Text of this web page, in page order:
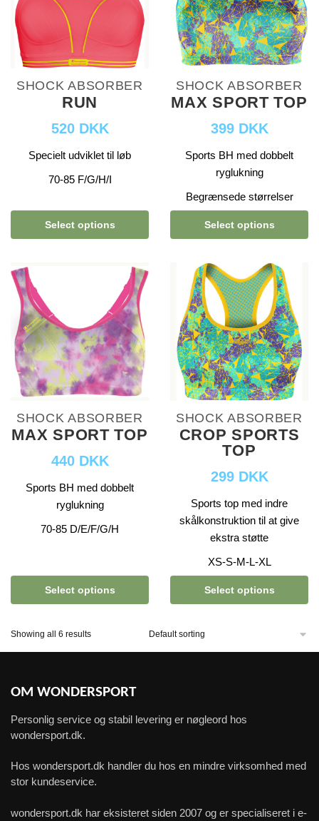
SHOCK ABSORBER
RUN
520 DKK
Specielt udviklet til løb
70-85 F/G/H/I
Select options
SHOCK ABSORBER
MAX SPORT TOP
399 DKK
Sports BH med dobbelt
ryglukning
Begrænsede størrelser
Select options
SHOCK ABSORBER
MAX SPORT TOP
440 DKK
Sports BH med dobbelt
ryglukning
70-85 D/E/F/G/H
Select options
SHOCK ABSORBER
CROP SPORTS
TOP
299 DKK
Sports top med indre
skålkonstruktion til at give
ekstra støtte
XS-S-M-L-XL
Select options
Showing all 6 results
OM WONDERSPORT
Personlig service og stabil levering er nøgleord hos
wondersport.dk.
Hos wondersport.dk handler du hos en mindre virksomhed med
stor kundeservice.
wondersport.dk har eksisteret siden 2007 og er specialiseret i e-